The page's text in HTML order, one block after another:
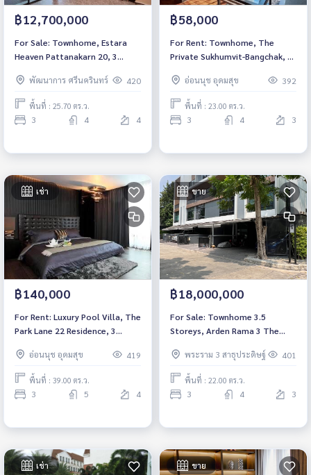
฿12,700,000
For Sale: Townhome, Estara
Heaven Pattanakarn 20, 3
Furnished* Ready to move in
พัฒนาการ ศรีนครินทร์ 420
พื้นที่ : 25.70 ตร.ว.
3 4 4
฿58,000
For Rent: Townhome, The
Private Sukhumvit-Bangchak, 3
Furnished* Ready to move in
อ่อนนุช อุดมสุข 392
พื้นที่ : 23.00 ตร.ว.
3 4 3
เช่า
฿140,000
For Rent: Luxury Pool Villa, The
Park Lane 22 Residence, 3
Furnished by the prominent
interior designer /Ready to
move in*
อ่อนนุช อุดมสุข 419
พื้นที่ : 39.00 ตร.ว.
3 5 4
ขาย
฿18,000,000
For Sale: Townhome 3.5
Storeys, Arden Rama 3 The
Bathrooms *Fully Furnished*
Sale with tenant
พระราม 3 สาธุประดิษฐ์ 401
พื้นที่ : 22.00 ตร.ว.
3 4 3
เช่า ขาย